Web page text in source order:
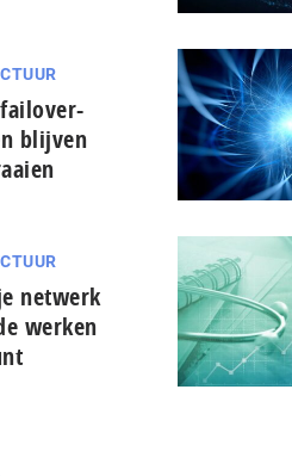
blijven
netwerk
werken